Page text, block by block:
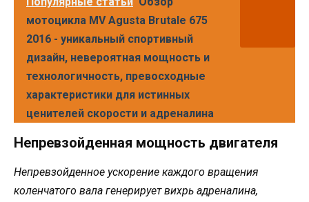
мотоцикла MV Agusta Brutale 675
2016 - уникальный спортивный
дизайн, невероятная мощность и
технологичность, превосходные
характеристики для истинных
ценителей скорости и адреналина
Непревзойденная мощность двигателя
Непревзойденное ускорение каждого вращения
коленчатого вала генерирует вихрь адреналина,